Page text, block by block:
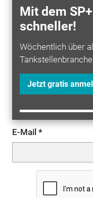
Mit dem
schneller!
Wöchentlich über
Jetzt gratis
PLZ, Ort
Telefon
E-Mail